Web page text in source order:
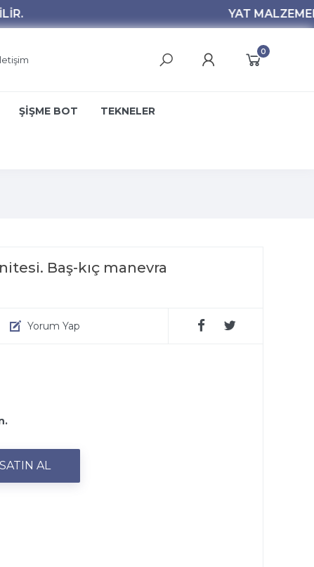
0
ŞİŞME BOT TEKNELER
Baş-kıç manevra
Yorum Yap